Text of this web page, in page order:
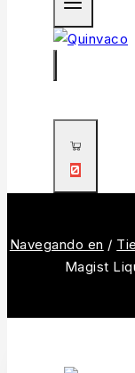
0
Navegando en /
Magist